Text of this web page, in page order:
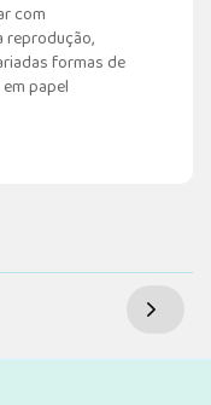
com
reprodução,
formas de
papel